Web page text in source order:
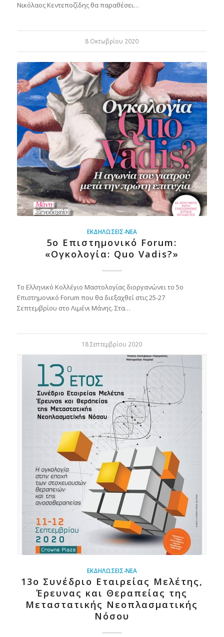
Νικόλαος Κεντεποζίδης θα παραθέσει…
8 Οκτωβρίου 2020
ΕΚΔΗΛΏΣΕΙΣ-ΝΈΑ
5ο Επιστημονικό Forum:
«Ογκολογία: Quo Vadis?»
Το Ελληνικό Κολλέγιο Μαστολογίας διοργανώνει το 5ο
Επιστημονικό Forum που θα διεξαχθεί στις 25-27
Σεπτεμβρίου στο Λιμένι Μάνης. Στα…
18 Σεπτεμβρίου 2020
ΕΚΔΗΛΏΣΕΙΣ-ΝΈΑ
13ο Συνέδριο Εταιρείας Μελέτης,
Έρευνας και Θεραπείας της
Μεταστατικής Νεοπλασματικής
Νόσου